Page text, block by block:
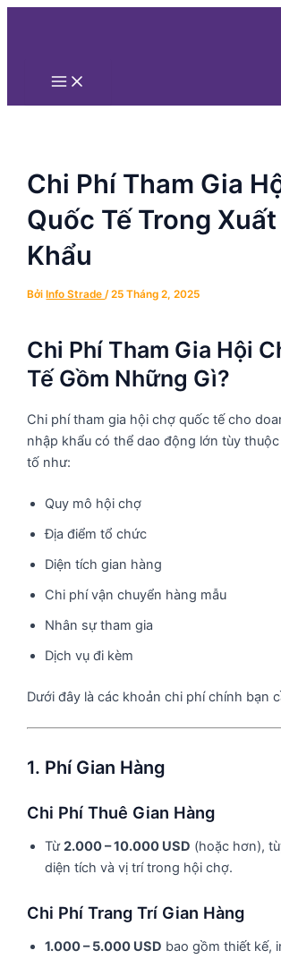
Nhảy
Main
Chi Phí Tham Gia
Quốc Tế Trong
Khẩu
Bởi Info Strade/25 Tháng 2, 2025
Chi Phí Tham Gia Hội
Tế Gồm Những Gì?
Chi phí tham gia hội chợ quốc tế cho
nhập khẩu có thể dao động lớn tùy
tố như:
Quy mô hội chợ
Địa điểm tổ chức
Diện tích gian hàng
Chi phí vận chuyển hàng mẫu
Nhân sự tham gia
Dịch vụ đi kèm
Dưới đây là các khoản chi phí chính bạn
1. Phí Gian Hàng
Chi Phí Thuê Gian Hàng
Từ2.000 – 10.000 USD (hoặc hơn),
diện tích và vị trí trong hội chợ.
Chi Phí Trang Trí Gian Hàng
1.000 – 5.000 USD bao gồm thiết kế,
Điều